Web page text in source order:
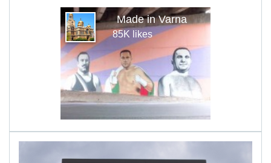
Made in Varna
85K likes